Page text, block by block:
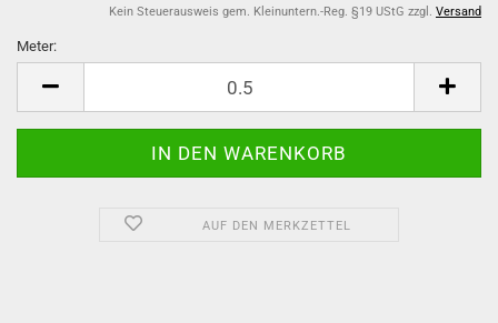
Kein Steuerausweis gem. Kleinuntern.-Reg. §19 UStG zzgl. Versand
Meter:
AUF DEN MERKZETTEL